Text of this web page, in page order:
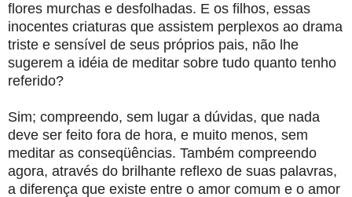
flores murchas e desfolhadas. E os filhos, essas
inocentes criaturas que assistem perplexos ao drama
triste e sensível de seus próprios pais, não lhe
sugerem a idéia de meditar sobre tudo quanto tenho
referido?
Sim; compreendo, sem lugar a dúvidas, que nada
deve ser feito fora de hora, e muito menos, sem
meditar as conseqüências. Também compreendo
agora, através do brilhante reflexo de suas palavras,
a diferença que existe entre o amor comum e o amor